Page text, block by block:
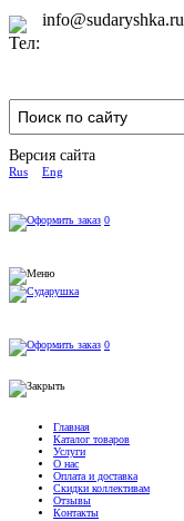
info@sudaryshka.ru
Версия сайта
Rus Eng
0
0
Главная
Каталог товаров
Услуги
О нас
Оплата и доставка
Скидки коллективам
Отзывы
Контакты